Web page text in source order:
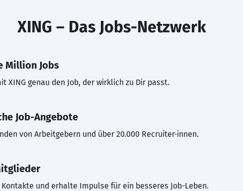
XING – Das Jobs-Netzwerk
Million Jobs
XING genau den Job, der wirklich zu Dir passt.
Job-Angebote
von Arbeitgebern und über 20.000 Recruiter·innen.
Kontakte und erhalte Impulse für ein besseres Job-Leben.